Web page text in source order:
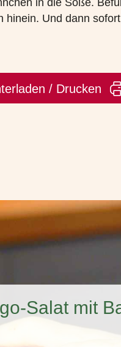
in die Soße.
hinein. Und dann
/ Drucken
Salat mit